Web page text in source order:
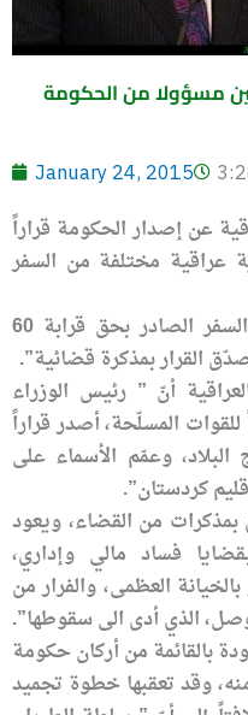
مسؤولا من الحكومة
January 24, 2015
عن إصدار الحكومة قراراً
عراقية مختلفة من السفر
وأضافت المصادر ان ” قرار منع السفر الصادر بحق قرابة 60
القرار بمذكرة قضائية”.
أنّ ” رئيس الوزراء
المسلّحة، أصدر قراراً
البلاد، وعمّم الأسماء على
كردستان”.
من القضاء، ويعود
فساد مالي وإداري،
العظمى، والفرار من
الذي أدى الى سقوطها”.
بالقائمة من أركان حكومة
وقد تعقبها خطوة تجميد